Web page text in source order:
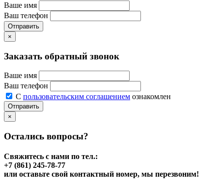
Ваше имя
Ваш телефон
Отправить
×
Заказать обратный звонок
Ваше имя
Ваш телефон
С пользовательским соглашением ознакомлен
Отправить
×
Остались вопросы?
Свяжитесь с нами по тел.:
+7 (861) 245-78-77
или оставьте свой контактный номер, мы перезвоним!